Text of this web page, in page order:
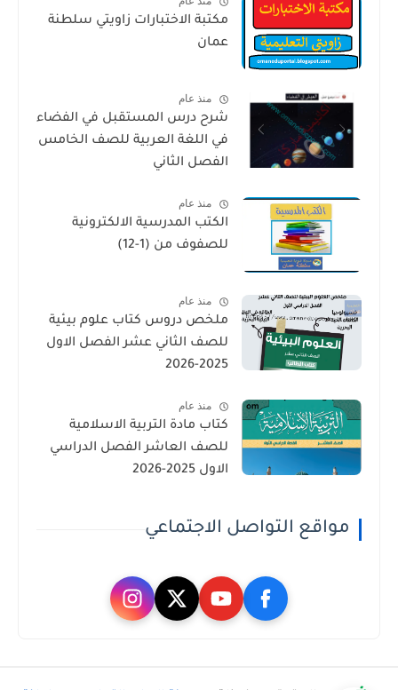
مكتبة الاختبارات زاويتي سلطنة
عمان
منذ عام
شرح درس المستقبل في الفضاء
في اللغة العربية للصف الخامس
الفصل الثاني
منذ عام
الكتب المدرسية الالكترونية
للصفوف من (1-12)
منذ عام
ملخص دروس كتاب علوم بيئية
للصف الثاني عشر الفصل الاول
2025-2026
منذ عام
كتاب مادة التربية الاسلامية
للصف العاشر الفصل الدراسي
الاول 2025-2026
مواقع التواصل الاجتماعي